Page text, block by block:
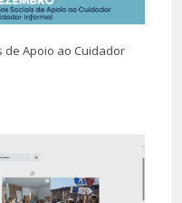
de Apoio ao Cuidador